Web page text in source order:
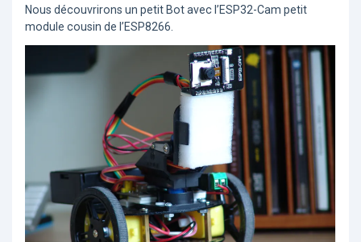
Nous découvrirons un petit Bot avec l’ESP32-Cam petit
module cousin de l’ESP8266.